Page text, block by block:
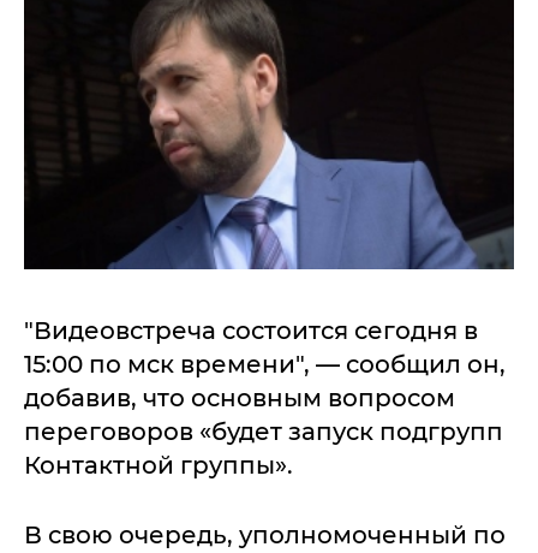
"Видеовстреча состоится сегодня в
15:00 по мск времени", — сообщил он,
добавив, что основным вопросом
переговоров «будет запуск подгрупп
Контактной группы».
В свою очередь, уполномоченный по